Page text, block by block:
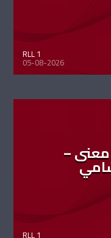
RLL 1
05-08-2026
معنى –